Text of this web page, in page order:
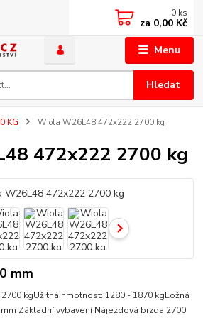
Menu
Hledat
0 ks
za 0,00 Kč
KG Wiola W26L48 472x222 2700 kg
472x222 2700 kg
mm
kgUžitná hmotnost: 1280 - 1870 kgLožná
Základní vybavení Nájezdová brzda 2700